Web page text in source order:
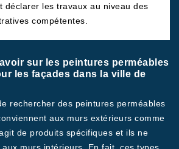
déclarer les travaux au niveau des
compétentes.
sur les peintures perméables
les façades dans la ville de
rechercher des peintures perméables
aux murs extérieurs comme
de produits spécifiques et ils ne